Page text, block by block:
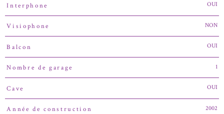
Interphone OUI
Visiophone NON
Balcon OUI
Nombre de garage 1
Cave OUI
Année de construction 2002